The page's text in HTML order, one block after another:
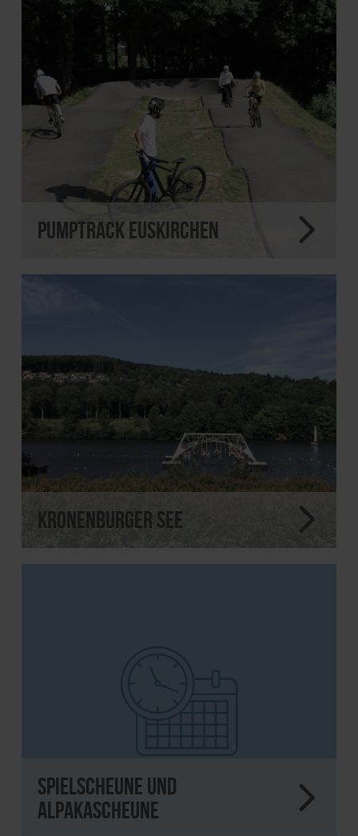
Pumptrack Euskirchen
Kronenburger See
Spielscheune und
Alpakascheune